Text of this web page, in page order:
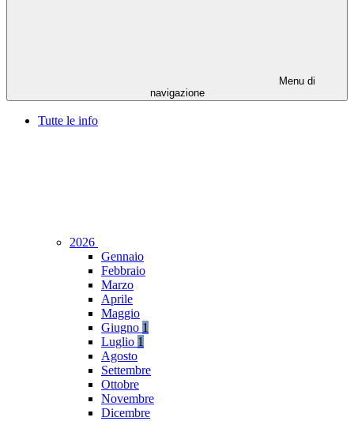
Menu di
navigazione
Tutte le info
2026
Gennaio
Febbraio
Marzo
Aprile
Maggio
Giugno 1
Luglio 1
Agosto
Settembre
Ottobre
Novembre
Dicembre